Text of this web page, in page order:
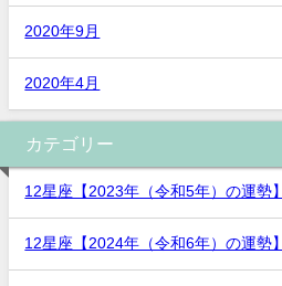
2020年9月
2020年4月
カテゴリー
12星座【2023年（令和5年）の運勢】
12星座【2024年（令和6年）の運勢】